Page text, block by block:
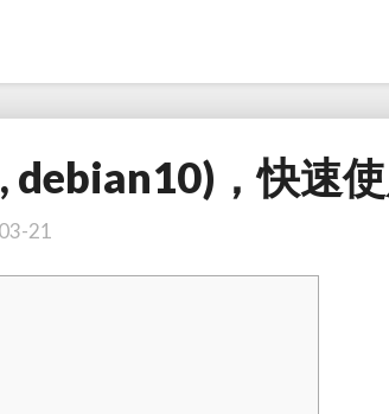
debian10)，快速
21